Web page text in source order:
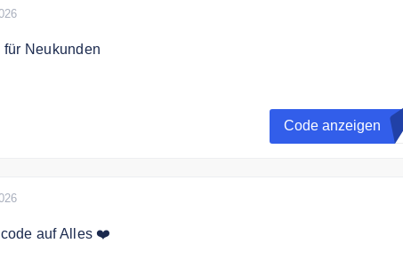
für Neukunden
Code anzeigen
auf Alles ❤️